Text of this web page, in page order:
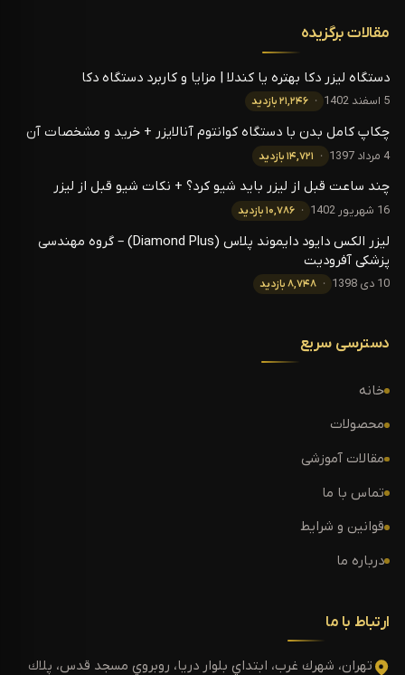
مقالات برگزیده
دستگاه لیزر دکا بهتره یا کندلا | مزایا و کاربرد دستگاه دکا
5 اسفند 1402 ۲۱,۲۴۶ بازدید
چکاپ کامل بدن با دستگاه کوانتوم آنالایزر + خرید و مشخصات آن
4 مرداد 1397 ۱۴,۷۲۱ بازدید
چند ساعت قبل از لیزر باید شیو کرد؟ + نکات شیو قبل از لیزر
16 شهریور 1402 ۱۰,۷۸۶ بازدید
لیزر الکس دایود دایموند پلاس (Diamond Plus) – گروه مهندسی
پزشکی آفرودیت
10 دی 1398 ۸,۷۴۸ بازدید
دسترسی سریع
خانه
محصولات
مقالات آموزشی
تماس با ما
قوانین و شرایط
درباره ما
ارتباط با ما
تهران، شهرك غرب، ابتداي بلوار دريا، روبروي مسجد قدس، پلاك